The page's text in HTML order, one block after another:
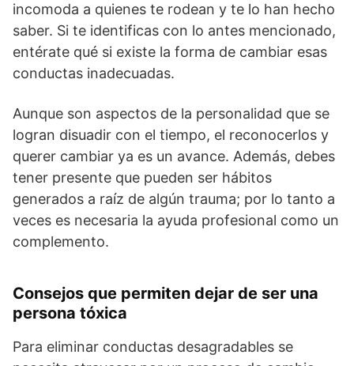
incomoda a quienes te rodean y te lo han hecho
saber. Si te identificas con lo antes mencionado,
entérate qué si existe la forma de cambiar esas
conductas inadecuadas.
Aunque son aspectos de la personalidad que se
logran disuadir con el tiempo, el reconocerlos y
querer cambiar ya es un avance. Además, debes
tener presente que pueden ser hábitos
generados a raíz de algún trauma; por lo tanto a
veces es necesaria la ayuda profesional como un
complemento.
Consejos que permiten dejar de ser una
persona tóxica
Para eliminar conductas desagradables se